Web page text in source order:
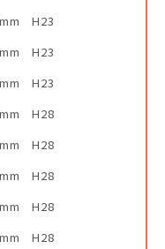
H23
H23
H23
H28
H28
H28
H28
H28